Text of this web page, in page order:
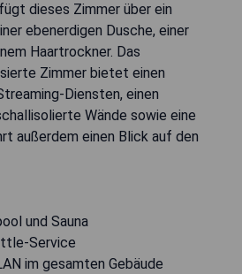
dieses Zimmer über ein
ebenerdigen Dusche, einer
Haartrockner. Das
Zimmer bietet einen
Diensten, einen
Wände sowie eine
außerdem einen Blick auf den
und Sauna
Service
im gesamten Gebäude